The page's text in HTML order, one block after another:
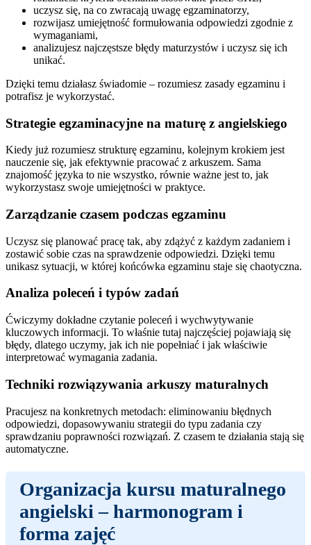
uczysz się, na co zwracają uwagę egzaminatorzy,
rozwijasz umiejętność formułowania odpowiedzi zgodnie z
wymaganiami,
analizujesz najczęstsze błędy maturzystów i uczysz się ich
unikać.
Dzięki temu działasz świadomie – rozumiesz zasady egzaminu i
potrafisz je wykorzystać.
Strategie egzaminacyjne na maturę z angielskiego
Kiedy już rozumiesz strukturę egzaminu, kolejnym krokiem jest
nauczenie się, jak efektywnie pracować z arkuszem. Sama
znajomość języka to nie wszystko, równie ważne jest to, jak
wykorzystasz swoje umiejętności w praktyce.
Zarządzanie czasem podczas egzaminu
Uczysz się planować pracę tak, aby zdążyć z każdym zadaniem i
zostawić sobie czas na sprawdzenie odpowiedzi. Dzięki temu
unikasz sytuacji, w której końcówka egzaminu staje się chaotyczna.
Analiza poleceń i typów zadań
Ćwiczymy dokładne czytanie poleceń i wychwytywanie
kluczowych informacji. To właśnie tutaj najczęściej pojawiają się
błędy, dlatego uczymy, jak ich nie popełniać i jak właściwie
interpretować wymagania zadania.
Techniki rozwiązywania arkuszy maturalnych
Pracujesz na konkretnych metodach: eliminowaniu błędnych
odpowiedzi, dopasowywaniu strategii do typu zadania czy
sprawdzaniu poprawności rozwiązań. Z czasem te działania stają się
automatyczne.
Organizacja kursu maturalnego
angielski – harmonogram i
forma zajęć